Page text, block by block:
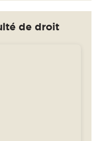
de droit